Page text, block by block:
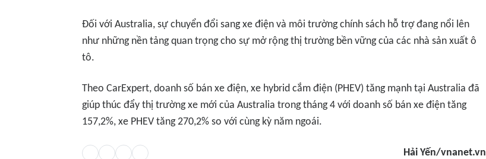
Đối với Australia, sự chuyển đổi sang xe điện và môi trường chính sách hỗ trợ đang nổi lên
như những nền tảng quan trọng cho sự mở rộng thị trường bền vững của các nhà sản xuất ô
tô.
Theo CarExpert, doanh số bán xe điện, xe hybrid cắm điện (PHEV) tăng mạnh tại Australia đã
giúp thúc đẩy thị trường xe mới của Australia trong tháng 4 với doanh số bán xe điện tăng
157,2%, xe PHEV tăng 270,2% so với cùng kỳ năm ngoái.
Hải Yến/vnanet.vn